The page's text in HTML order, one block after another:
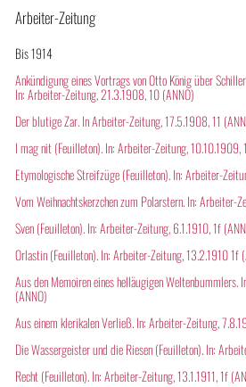
Arbeiter-Zeitung
Bis 1914
Ankündigung eines Vortrags von Otto König über
In: Arbeiter-Zeitung, 21.3.1908, 10 (ANNO)
Der blutige Zar. In Arbeiter-Zeitung, 17.5.1908, 11
I mag nit (Feuilleton). In: Arbeiter-Zeitung, 10.10.1909,
Etymologische Streifzüge (Feuilleton). In: Arbeiter-
Vom Weihnachtskerzchen zum Polarstern. In:
Sven (Feuilleton). In: Arbeiter-Zeitung, 6.1.1910, 1f
Orlastin (Feuilleton). In: Arbeiter-Zeitung, 13.2.1910 1f
Aus den Memoiren eines helläugigen
(ANNO)
Aus einem klerikalen Verließ. In: Arbeiter-Zeitung,
Die Wassergeister und die Riesen (Feuilleton). In:
Recht (Feuilleton). In: Arbeiter-Zeitung, 13.1.1911, 1f